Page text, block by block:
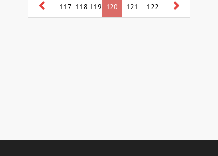
117 118-119 120 121 122